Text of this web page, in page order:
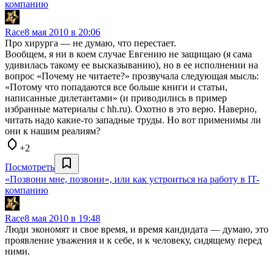
компанию
Race8 мая 2010 в 20:06
Про хирурга — не думаю, что перестает.
Вообщем, я ни в коем случае Евгению не защищаю (я сама
удивилась такому ее высказыванию), но в ее исполнении на
вопрос «Почему не читаете?» прозвучала следующая мысль:
«Потому что попадаются все больше книги и статьи,
написанные дилетантами» (и приводились в пример
избранные материалы с hh.ru). Охотно в это верю. Наверно,
читать надо какие-то западные труды. Но вот применимы ли
они к нашим реалиям?
+2
Посмотреть
«Позвони мне, позвони», или как устроиться на работу в IT-
компанию
Race8 мая 2010 в 19:48
Люди экономят и свое время, и время кандидата — думаю, это
проявление уважения и к себе, и к человеку, сидящему перед
ними.